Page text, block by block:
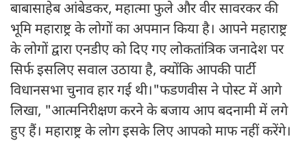
बाबासाहेब आंबेडकर, महात्मा फुले और वीर सावरकर की
भूमि महाराष्ट्र के लोगों का अपमान किया है। आपने महाराष्ट्र
के लोगों द्वारा एनडीए को दिए गए लोकतांत्रिक जनादेश पर
सिर्फ इसलिए सवाल उठाया है, क्योंकि आपकी पार्टी
विधानसभा चुनाव हार गई थी।"फडणवीस ने पोस्ट में आगे
लिखा, "आत्मनिरीक्षण करने के बजाय आप बदनामी में लगे
हुए हैं। महाराष्ट्र के लोग इसके लिए आपको माफ नहीं करेंगे।